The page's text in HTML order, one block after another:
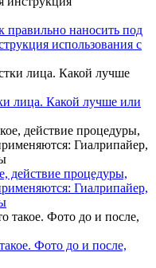
правильно наносить под
использования с
лица. Какой лучше или
действие процедуры,
Гиалрипайер,
Фото до и после,